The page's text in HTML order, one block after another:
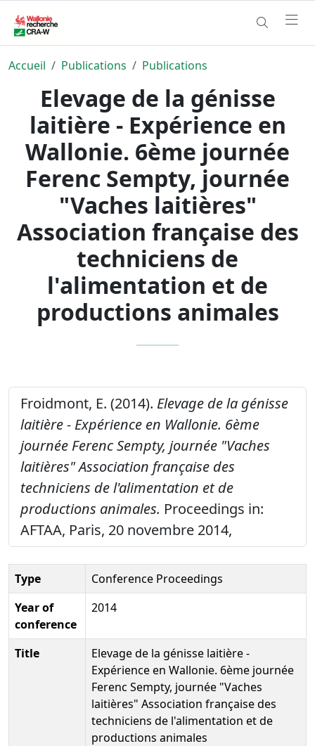
Accueil Publications Publications
Elevage de la génisse
laitière - Expérience en
Wallonie. 6ème journée
Ferenc Sempty, journée
"Vaches laitières"
Association française des
techniciens de
l'alimentation et de
productions animales
Froidmont, E. (2014). Elevage de la génisse
laitière - Expérience en Wallonie. 6ème
journée Ferenc Sempty, journée "Vaches
laitières" Association française des
techniciens de l'alimentation et de
productions animales. Proceedings in:
AFTAA, Paris, 20 novembre 2014,
Type
Conference Proceedings
Year of
conference
2014
Title
Elevage de la génisse laitière -
Expérience en Wallonie. 6ème journée
Ferenc Sempty, journée "Vaches
laitières" Association française des
techniciens de l'alimentation et de
productions animales